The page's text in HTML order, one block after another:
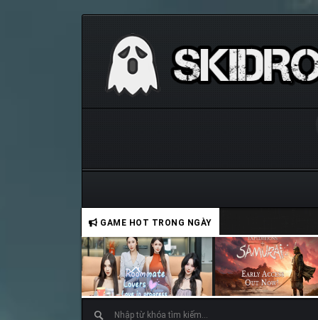
GAME HOT TRONG NGÀY